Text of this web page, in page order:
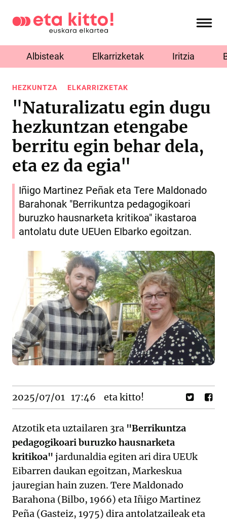
Albisteak Elkarrizketak Iritzia
HEZKUNTZA ELKARRIZKETAK
"Naturalizatu egin dugu
hezkuntzan etengabe
berritu egin behar dela,
eta ez da egia"
Iñigo Martinez Peñak eta Tere Maldonado
Barahonak "Berrikuntza pedagogikoari
buruzko hausnarketa kritikoa" ikastaroa
antolatu dute UEUen EIbarko egoitzan.
2025/07/01 17:46 eta kitto!
Atzotik eta uztailaren 3ra "Berrikuntza
pedagogikoari buruzko hausnarketa
kritikoa" jardunaldia egiten ari dira UEUk
Eibarren daukan egoitzan, Markeskua
jauregian hain zuzen. Tere Maldonado
Barahona (Bilbo, 1966) eta Iñigo Martinez
Peña (Gasteiz, 1975) dira antolatzaileak eta